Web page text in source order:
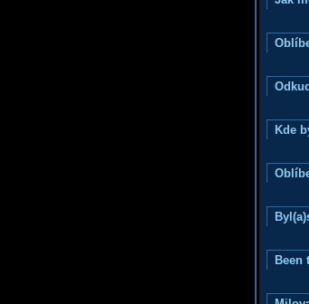
Kde
Been